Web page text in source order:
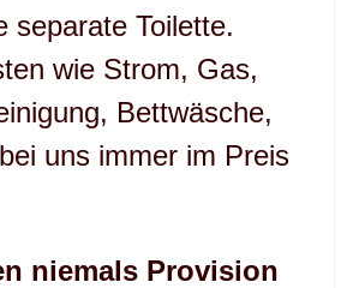
separate Toilette.
wie Strom, Gas,
Bettwäsche,
uns immer im Preis
niemals Provision